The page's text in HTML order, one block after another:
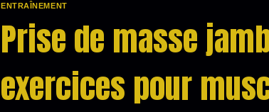
ENTRAÎNEMENT
Prise de masse
exercices pour